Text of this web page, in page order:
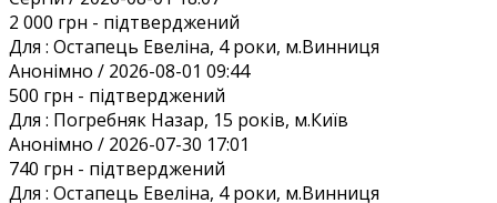
2 000 грн - підтверджений
Для : Остапець Евеліна, 4 роки, м.Винниця
Анонiмно / 2026-08-01 09:44
500 грн - підтверджений
Для : Погребняк Назар, 15 років, м.Київ
Анонiмно / 2026-07-30 17:01
740 грн - підтверджений
Для : Остапець Евеліна, 4 роки, м.Винниця